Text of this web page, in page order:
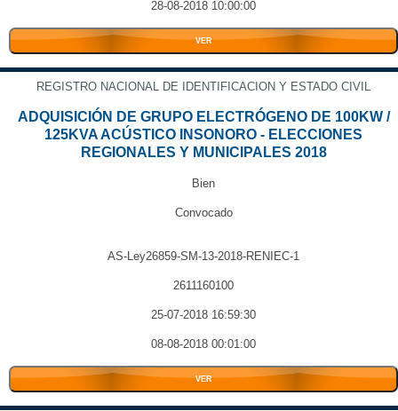
28-08-2018 10:00:00
VER
REGISTRO NACIONAL DE IDENTIFICACION Y ESTADO CIVIL
ADQUISICIÓN DE GRUPO ELECTRÓGENO DE 100KW /
125KVA ACÚSTICO INSONORO - ELECCIONES
REGIONALES Y MUNICIPALES 2018
Bien
Convocado
AS-Ley26859-SM-13-2018-RENIEC-1
2611160100
25-07-2018 16:59:30
08-08-2018 00:01:00
VER